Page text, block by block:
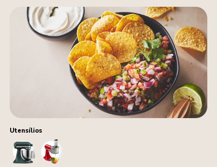
Utensílios
StandMixerFoodProcessorAttachment